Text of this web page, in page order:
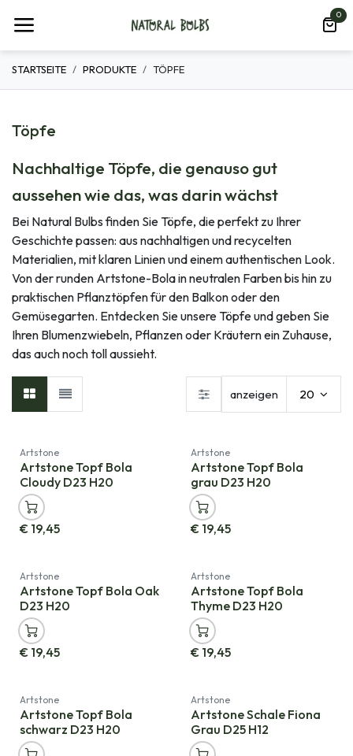
0
STARTSEITE PRODUKTE TÖPFE
Töpfe
Nachhaltige Töpfe, die genauso gut
aussehen wie das, was darin wächst
Bei Natural Bulbs finden Sie Töpfe, die perfekt zu Ihrer
Geschichte passen: aus nachhaltigen und recycelten
Materialien, mit klaren Linien und einem authentischen Look.
Von der runden Artstone-Bola in neutralen Farben bis hin zu
praktischen Pflanztöpfen für den Balkon oder den
Gemüsegarten. Entdecken Sie unsere Töpfe und geben Sie
Ihren Blumenzwiebeln, Pflanzen oder Kräutern ein Zuhause,
das auch noch toll aussieht.
anzeigen 20
Artstone
Artstone Topf Bola
Cloudy D23 H20
€ 19,45
Artstone
Artstone Topf Bola
grau D23 H20
€ 19,45
Artstone
Artstone Topf Bola Oak
D23 H20
€ 19,45
Artstone
Artstone Topf Bola
Thyme D23 H20
€ 19,45
Artstone
Artstone Topf Bola
schwarz D23 H20
Neu!
Artstone
Artstone Schale Fiona
Grau D25 H12